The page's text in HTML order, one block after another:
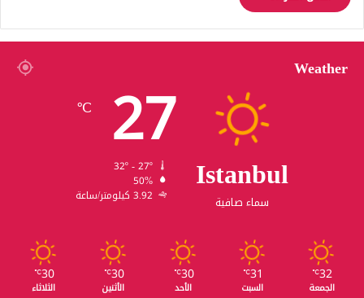
Weather
Istanbul
سماء صافية
27
℃
50%
3.92 كيلومتر/ساعة
32
℃
الجمعة
31
℃
السبت
30
℃
الأحد
30
℃
الأثنين
30
℃
الثلاثاء